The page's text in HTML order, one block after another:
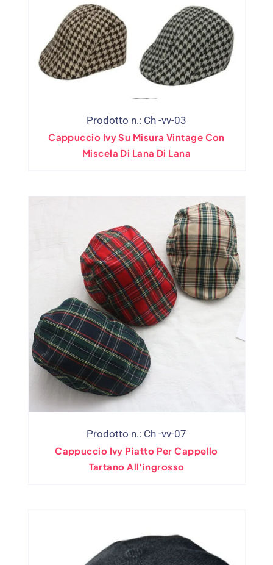
Prodotto n.: Ch -vv-03
Cappuccio Ivy Su Misura Vintage Con
Miscela Di Lana Di Lana
Prodotto n.: Ch -vv-07
Cappuccio Ivy Piatto Per Cappello
Tartano All'ingrosso